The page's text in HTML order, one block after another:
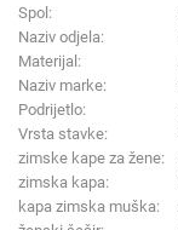
Spol:
Naziv odjela:
Materijal:
Naziv marke:
Podrijetlo:
Vrsta stavke:
zimske kape za žene:
zimska kapa:
kapa zimska muška: